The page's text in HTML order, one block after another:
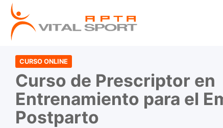
CURSO ONLINE
Curso de Prescriptor en
Entrenamiento para el
Postparto